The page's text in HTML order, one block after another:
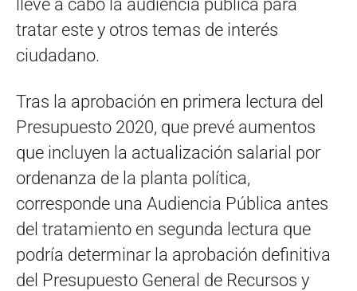
lleve a cabo la audiencia pública para
tratar este y otros temas de interés
ciudadano.
Tras la aprobación en primera lectura del
Presupuesto 2020, que prevé aumentos
que incluyen la actualización salarial por
ordenanza de la planta política,
corresponde una Audiencia Pública antes
del tratamiento en segunda lectura que
podría determinar la aprobación definitiva
del Presupuesto General de Recursos y